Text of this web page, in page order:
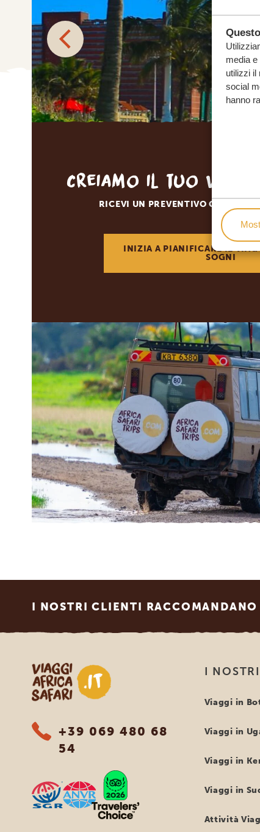
media
utilizzi il
social
hanno
Creiamo il tuo
RICEVI UN PREVENTIVO GRATUITO
INIZIA A PIANIFICARE IL
SOGNI
I NOSTRI CLIENTI
Viaggi Africa Safari
+39 069 480 68
54
I
Viaggi in
Viaggi in
Viaggi in
Viaggi in
Attività